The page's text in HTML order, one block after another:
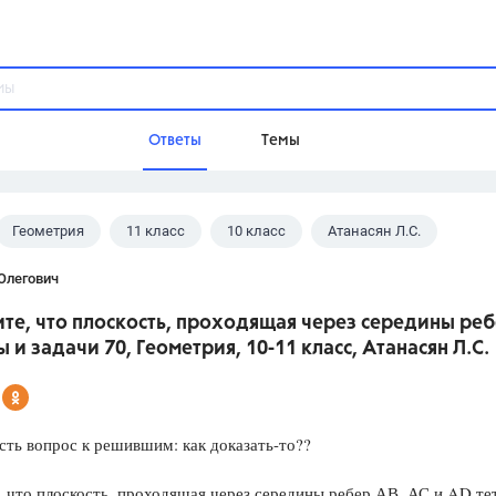
Ответы Темы
Домашнее задание
Школа
Учебники
Геометрия 11 класс 10 класс Атанасян Л.С.
что плоскость, проходящая через середины
и задачи 70, Геометрия, 10-11 класс, Атанасян Л.С.
вопрос к решившим: как доказать-то??